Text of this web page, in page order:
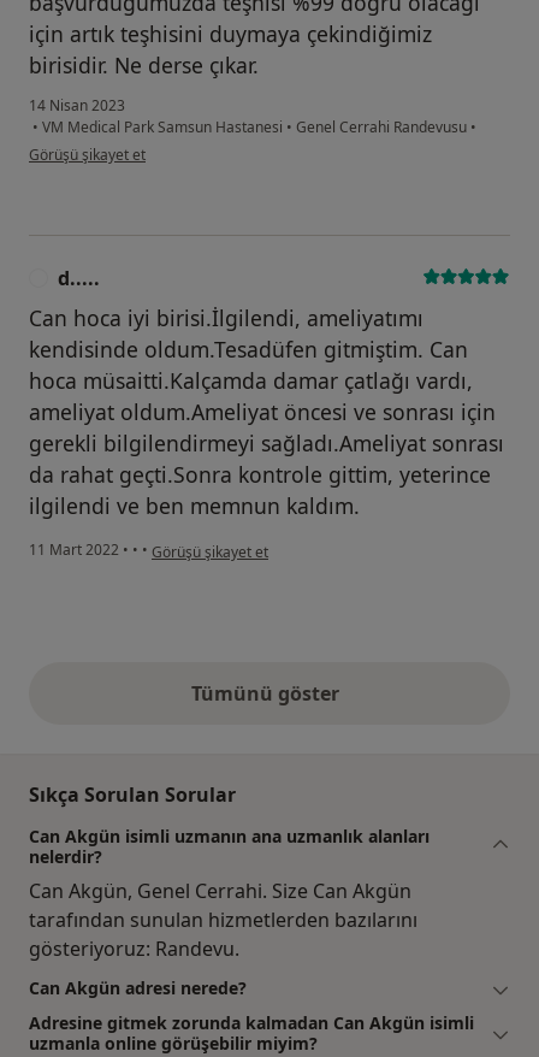
için artık teşhisini duymaya çekindiğimiz
birisidir. Ne derse çıkar.
14 Nisan 2023
• VM Medical Park Samsun Hastanesi • Genel Cerrahi Randevusu •
kullanıcının görüşüne göre Hasta
Görüşü şikayet et
d.....
Can hoca iyi birisi.İlgilendi, ameliyatımı
kendisinde oldum.Tesadüfen gitmiştim. Can
hoca müsaitti.Kalçamda damar çatlağı vardı,
ameliyat oldum.Ameliyat öncesi ve sonrası için
gerekli bilgilendirmeyi sağladı.Ameliyat sonrası
da rahat geçti.Sonra kontrole gittim, yeterince
ilgilendi ve ben memnun kaldım.
11 Mart 2022 • • • kullanıcının görüşüne göre d.....
Görüşü şikayet et
Tümünü gösteryukarıdaki görüşler
Sıkça Sorulan Sorular
Can Akgün isimli uzmanın ana uzmanlık alanları
nelerdir?
Can Akgün, Genel Cerrahi. Size Can Akgün
tarafından sunulan hizmetlerden bazılarını
gösteriyoruz: Randevu.
Can Akgün adresi nerede?
Adresine gitmek zorunda kalmadan Can Akgün isimli
uzmanla online görüşebilir miyim?